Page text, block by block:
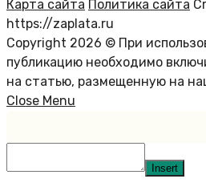
Карта сайта Политика сайта
https://zaplata.ru
Copyright 2026 © При
публикацию необходимо
на статью, размещенную на
Close Menu
Insert